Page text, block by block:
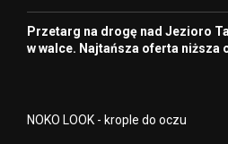
Przetarg na drogę nad Jezioro
w walce. Najtańsza oferta niższa
NOKO LOOK - krople do oczu